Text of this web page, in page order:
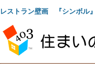
レストラン壁画 『シンボ